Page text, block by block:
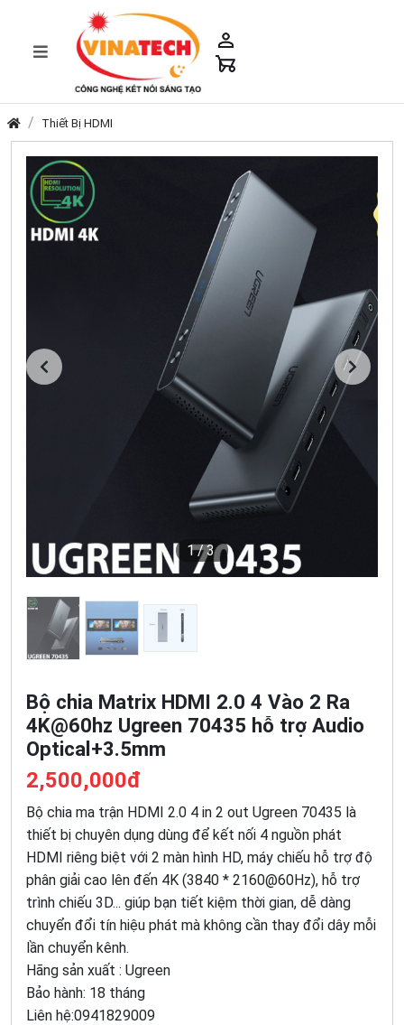
Thiết Bị HDMI
1/3
Bộ chia Matrix HDMI 2.0 4 Vào 2 Ra
4K@60hz Ugreen 70435 hỗ trợ Audio
Optical+3.5mm
2,500,000đ
Bộ chia ma trận HDMI 2.0 4 in 2 out Ugreen 70435 là
thiết bị chuyên dụng dùng để kết nối 4 nguồn phát
HDMI riêng biệt với 2 màn hình HD, máy chiếu hỗ trợ độ
phân giải cao lên đến 4K (3840 * 2160@60Hz), hỗ trợ
trình chiếu 3D... giúp bạn tiết kiệm thời gian, dễ dàng
chuyển đổi tín hiệu phát mà không cần thay đổi dây mỗi
lần chuyển kênh.
Hãng sản xuất : Ugreen
Bảo hành: 18 tháng
Liên hệ:0941829009